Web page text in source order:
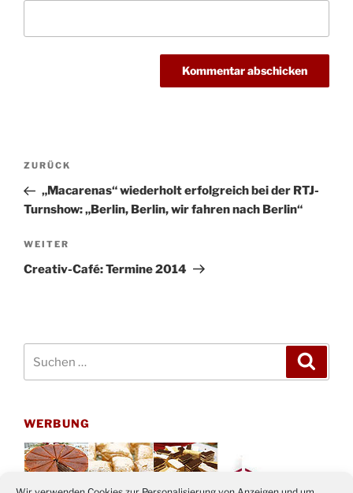
Beitragsnavigation
Vorheriger
Beitrag
ZURÜCK
„Macarenas“ wiederholt erfolgreich bei der RTJ-
Turnshow: „Berlin, Berlin, wir fahren nach Berlin“
Nächster
Beitrag
WEITER
Creativ-Café: Termine 2014
nach:
WERBUNG